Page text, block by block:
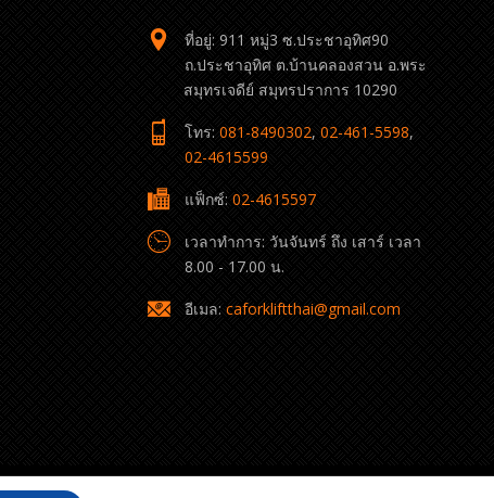
ที่อยู่: 911 หมู่3 ซ.ประชาอุทิศ90
ถ.ประชาอุทิศ ต.บ้านคลองสวน อ.พระ
สมุทรเจดีย์ สมุทรปราการ 10290
โทร: 081-8490302, 02-461-5598,
02-4615599
แฟ็กซ์: 02-4615597
เวลาทำการ: วันจันทร์ ถึง เสาร์ เวลา
8.00 - 17.00 น.
อีเมล: caforkliftthai@gmail.com